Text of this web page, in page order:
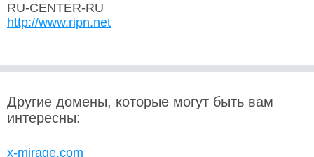
RU-CENTER-RU
http://www.ripn.net
Другие домены, которые могут быть вам
интересны:
x-mirage.com